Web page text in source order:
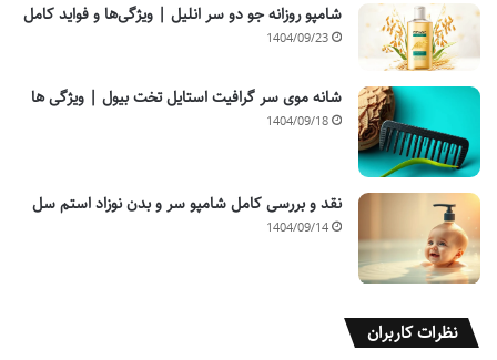
شامپو روزانه جو دو سر انلیل | ویژگی‌ها و فواید کامل
1404/09/23
شانه موی سر گرافیت استایل تخت بیول | ویژگی ها
1404/09/18
نقد و بررسی کامل شامپو سر و بدن نوزاد استم سل
1404/09/14
نظرات کاربران